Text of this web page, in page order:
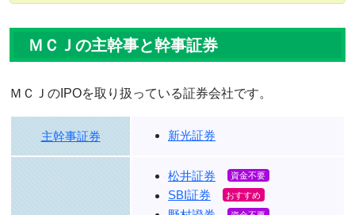
ＭＣＪの主幹事と幹事証券
ＭＣＪのIPOを取り扱っている証券会社です。
主幹事証券 新光証券
松井証券
SBI証券